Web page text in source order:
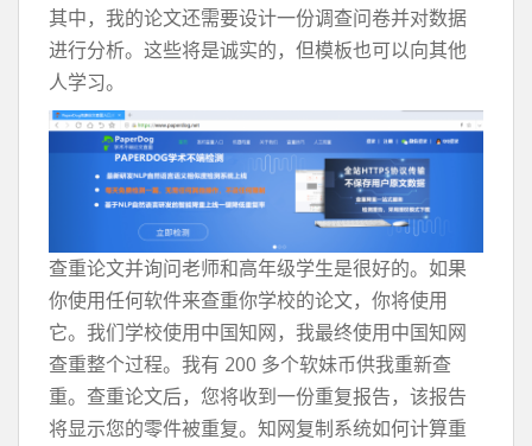
其中，我的论文还需要设计一份调查问卷并对数据
进行分析。这些将是诚实的，但模板也可以向其他
人学习。
查重论文并询问老师和高年级学生是很好的。如果
你使用任何软件来查重你学校的论文，你将使用
它。我们学校使用中国知网，我最终使用中国知网
查重整个过程。我有 200 多个软妹币供我重新查
重。查重论文后，您将收到一份重复报告，该报告
将显示您的零件被重复。知网复制系统如何计算重